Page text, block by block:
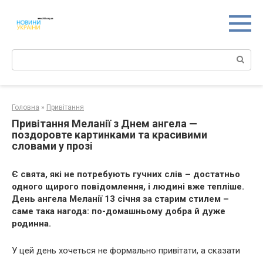
контенту
Поиск:
Головна » Привітання
Привітання Меланії з Днем ангела —
поздоровте картинками та красивими
словами у прозі
Є свята, які не потребують гучних слів – достатньо
одного щирого повідомлення, і людині вже тепліше.
День ангела Меланії 13 січня за старим стилем –
саме така нагода: по-домашньому добра й дуже
родинна.
У цей день хочеться не формально привітати, а сказати